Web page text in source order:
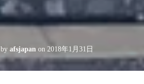
by afsjapan on 2018年1月31日